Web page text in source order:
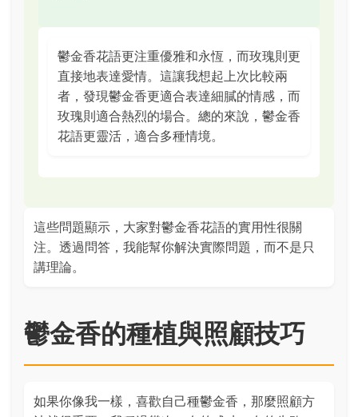
鬱金香花語更注重優雅和永恆，而玫瑰則更
直接地表達愛情。這讓我想起上次比較兩
者，發現鬱金香更適合表達細膩的情感，而
玫瑰則適合熱烈的場合。總的來說，鬱金香
花語更靈活，適合多種情境。
這些問題顯示，大家對鬱金香花語的實用性很關
注。透過問答，我能幫你解決實際問題，而不是只
講理論。
鬱金香的種植與照顧技巧
如果你像我一樣，喜歡自己種鬱金香，那麼照顧方